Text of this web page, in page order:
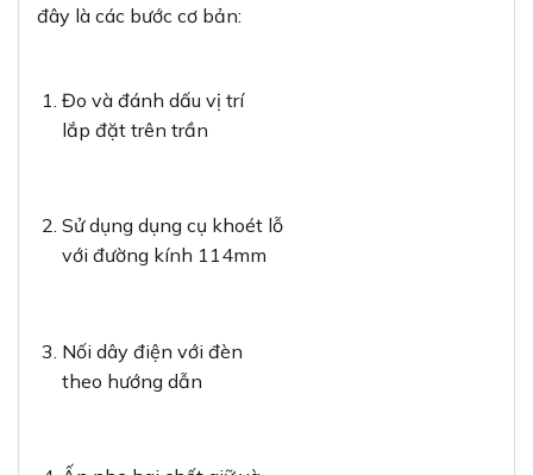
đây là các bước cơ bản:
Đo và đánh dấu vị trí
lắp đặt trên trần
Sử dụng dụng cụ khoét lỗ
với đường kính 114mm
Nối dây điện với đèn
theo hướng dẫn